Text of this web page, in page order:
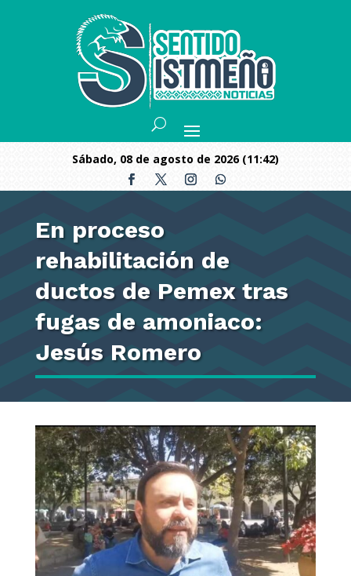
sábado, 08 de agosto de 2026 (11:42)
En proceso
rehabilitación de
ductos de Pemex tras
fugas de amoniaco:
Jesús Romero